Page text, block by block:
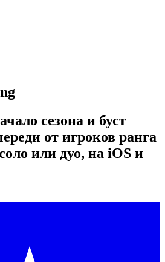
сезона и буст
от игроков ранга
или дуо, на iOS и